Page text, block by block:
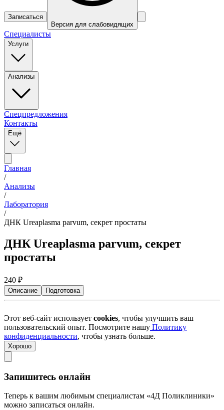
Записаться
Версия для слабовидящих
Специалисты
Услуги
Анализы
Спецпредложения
Контакты
Ещё
Главная
/
Анализы
/
Лаборатория
/
ДНК Ureaplasma parvum, секрет простаты
ДНК Ureaplasma parvum, секрет
простаты
240 ₽
Описание Подготовка
Этот веб-сайт использует cookies, чтобы улучшить ваш
пользовательский опыт. Посмотрите нашу Политику
конфиденциальности, чтобы узнать больше.
Хорошо
Запишитесь онлайн
Теперь к вашим любимым специалистам «4Д Поликлиники»
можно записаться онлайн.